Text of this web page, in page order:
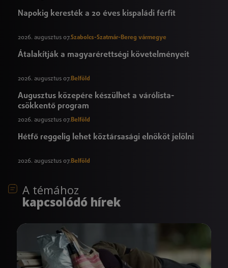
Napokig keresték a 20 éves kispaládi férfit
2026. augusztus 07.Szabolcs-Szatmár-Bereg vármegye
Átalakítják a magyarérettségi követelményeit
2026. augusztus 07.Belföld
Augusztus közepére készülhet a várólista-
csökkentő program
2026. augusztus 07.Belföld
Hétfő reggelig lehet köztársasági elnököt jelölni
2026. augusztus 07.Belföld
A témához
kapcsolódó hírek